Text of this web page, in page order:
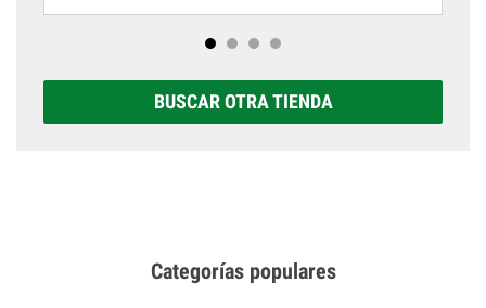
BUSCAR OTRA TIENDA
Categorías populares